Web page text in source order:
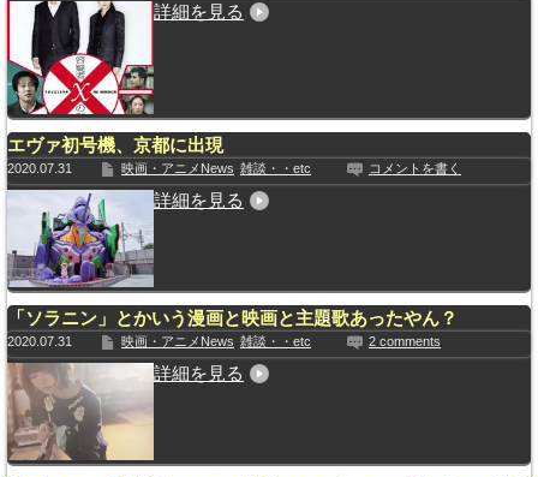
詳細を見る
エヴァ初号機、京都に出現
2020.07.31 映画・アニメNews 雑談・・etc コメントを書く
詳細を見る
「ソラニン」とかいう漫画と映画と主題歌あったやん？
2020.07.31 映画・アニメNews 雑談・・etc 2 comments
詳細を見る